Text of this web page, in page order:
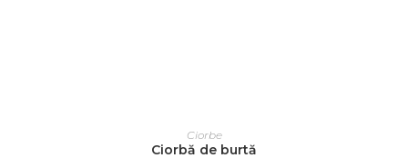
ADAUGĂ ÎN COȘ
Ciorbe
Ciorbă de burtă